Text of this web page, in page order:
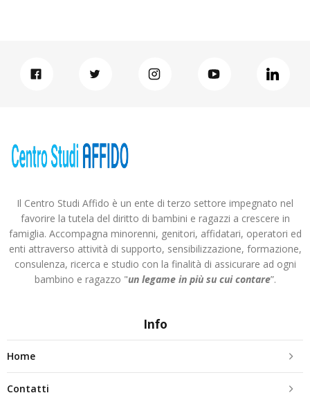
Il Centro Studi Affido è un ente di terzo settore impegnato nel
favorire la tutela del diritto di bambini e ragazzi a crescere in
famiglia. Accompagna minorenni, genitori, affidatari, operatori ed
enti attraverso attività di supporto, sensibilizzazione, formazione,
consulenza, ricerca e studio con la finalità di assicurare ad ogni
bambino e ragazzo "un legame in più su cui contare”.
Info
Home
Contatti